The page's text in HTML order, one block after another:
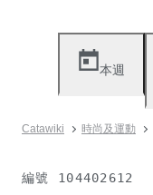
本週
Catawiki 時尚及運動
編號 104402612